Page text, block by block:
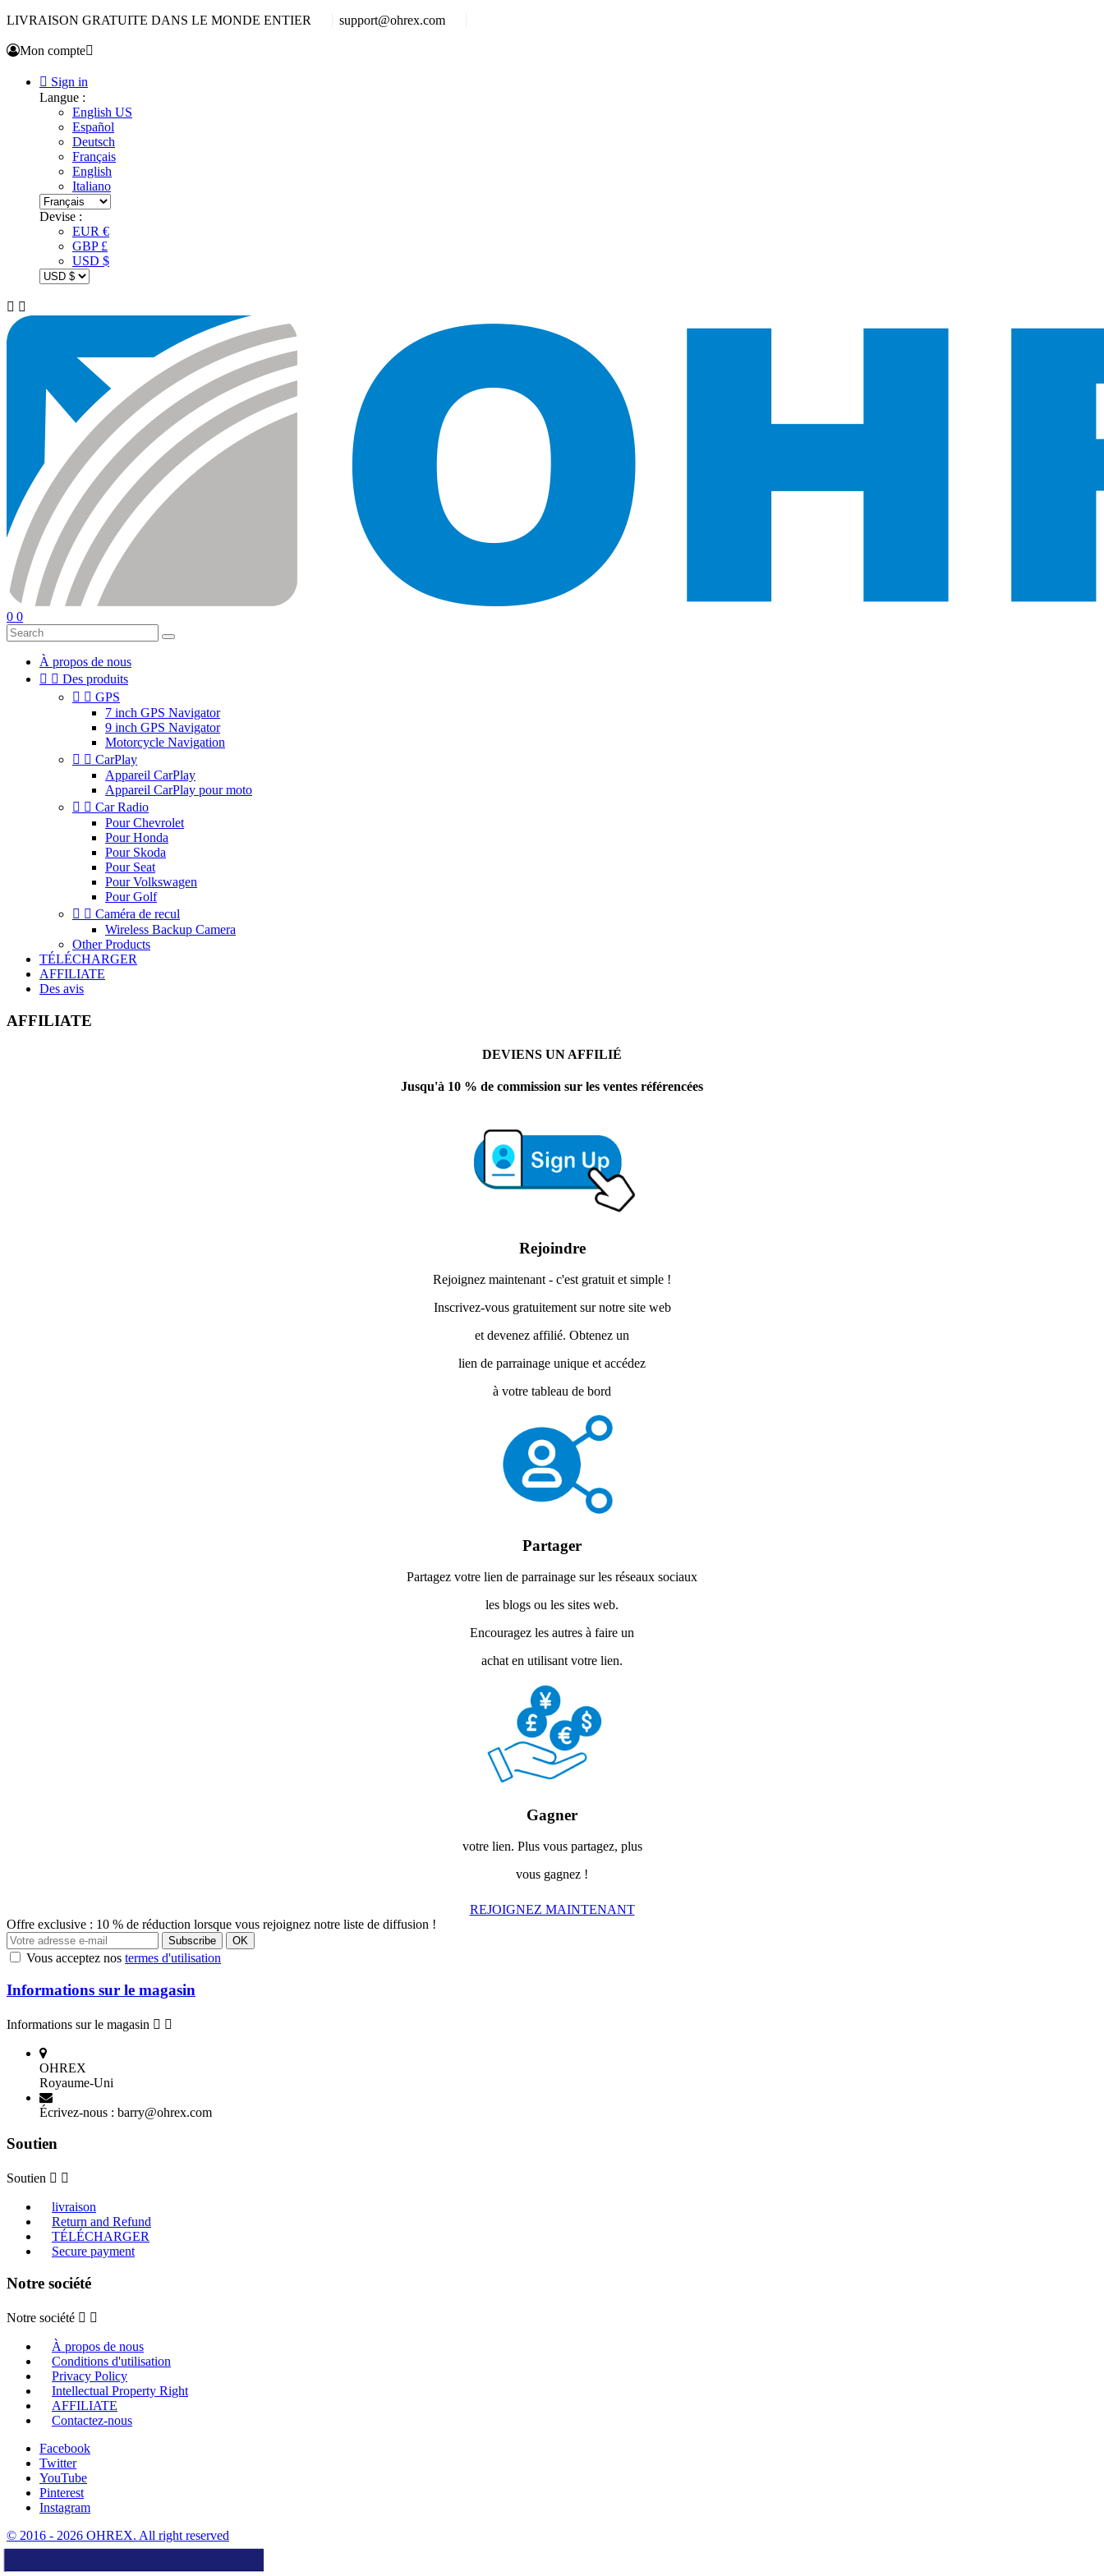
LIVRAISON GRATUITE DANS LE MONDE ENTIER support@ohrex.com
Mon compte
 Sign in
Langue :
English US
Español
Deutsch
Français
English
Italiano
Devise :
EUR €
GBP £
USD $
 
0 0
À propos de nous
  Des produits
  GPS
7 inch GPS Navigator
9 inch GPS Navigator
Motorcycle Navigation
  CarPlay
Appareil CarPlay
Appareil CarPlay pour moto
  Car Radio
Pour Chevrolet
Pour Honda
Pour Skoda
Pour Seat
Pour Volkswagen
Pour Golf
  Caméra de recul
Wireless Backup Camera
Other Products
TÉLÉCHARGER
AFFILIATE
Des avis
AFFILIATE
DEVIENS UN AFFILIÉ
Jusqu'à 10 % de commission sur les ventes référencées
Rejoindre
Rejoignez maintenant - c'est gratuit et simple !
Inscrivez-vous gratuitement sur notre site web
et devenez affilié. Obtenez un
lien de parrainage unique et accédez
à votre tableau de bord
Partager
Partagez votre lien de parrainage sur les réseaux sociaux
les blogs ou les sites web.
Encouragez les autres à faire un
achat en utilisant votre lien.
Gagner
votre lien. Plus vous partagez, plus
vous gagnez !
REJOIGNEZ MAINTENANT
Offre exclusive : 10 % de réduction lorsque vous rejoignez notre liste de diffusion !
Vous acceptez nos termes d'utilisation
Informations sur le magasin
Informations sur le magasin  
OHREX
Royaume-Uni
Écrivez-nous : barry@ohrex.com
Soutien
Soutien  
livraison
Return and Refund
TÉLÉCHARGER
Secure payment
Notre société
Notre société  
À propos de nous
Conditions d'utilisation
Privacy Policy
Intellectual Property Right
AFFILIATE
Contactez-nous
Facebook
Twitter
YouTube
Pinterest
Instagram
© 2016 - 2026 OHREX. All right reserved